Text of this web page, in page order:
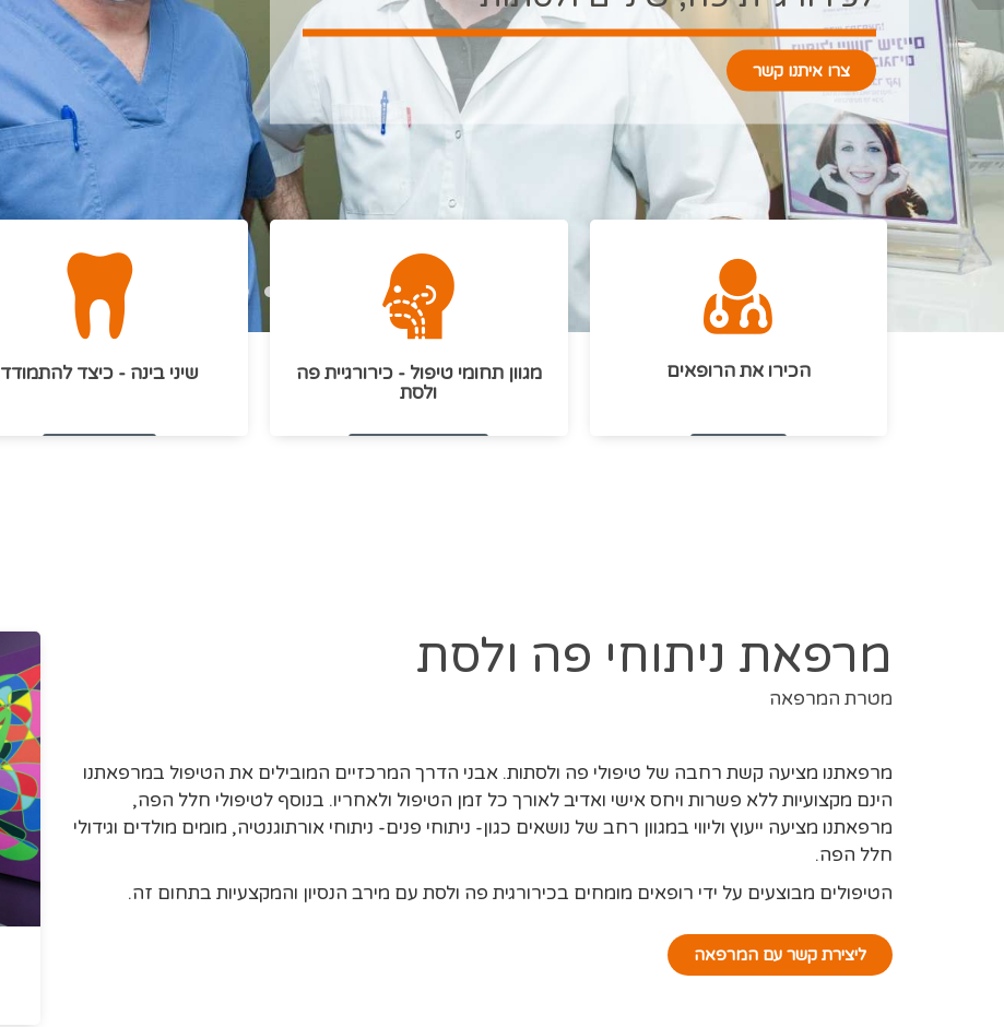
שיני בינה - כיצד להתמודד
מגוון תחומי טיפול - כירורגיית פה
ולסת
הכירו את הרופאים
מרפאת ניתוחי פה ולסת
מטרת המרפאה
מרפאתנו מציעה קשת רחבה של טיפולי פה ולסתות. אבני הדרך המרכזיים המובילים את הטיפול במרפאתנו
הינם מקצועיות ללא פשרות ויחס אישי ואדיב לאורך כל זמן הטיפול ולאחריו. בנוסף לטיפולי חלל הפה,
מרפאתנו מציעה ייעוץ וליווי במגוון רחב של נושאים כגון- ניתוחי פנים- ניתוחי אורתוגנטיה, מומים מולדים וגידולי
חלל הפה.
הטיפולים מבוצעים על ידי רופאים מומחים בכירורגית פה ולסת עם מירב הנסיון והמקצעיות בתחום זה.
ליצירת קשר עם המרפאה